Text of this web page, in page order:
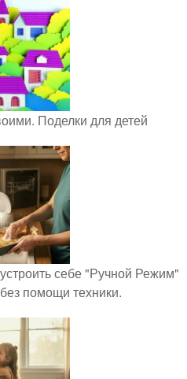
Поделки для детей
себе "Ручной Режим"
помощи техники.